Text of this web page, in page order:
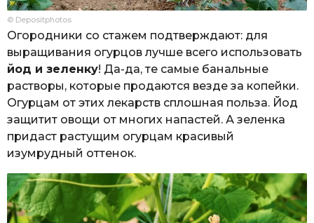
© Depositphotos
Огородники со стажем подтверждают: для
выращивания огурцов лучше всего использовать
йод и зеленку! Да-да, те самые банальные
растворы, которые продаются везде за копейки.
Огурцам от этих лекарств сплошная польза. Йод
защитит овощи от многих напастей. А зеленка
придаст растущим огурцам красивый
изумрудный оттенок.